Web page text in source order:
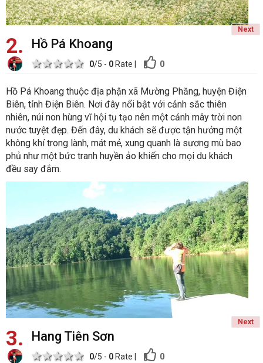
Next
2 Hồ Pá Khoang
5 stars
4 stars
3 stars
2 stars
1 star 0/5 - 0Rate 0
Hồ Pá Khoang thuộc địa phận xã Mường Phăng, huyện Điện
Biên, tỉnh Điện Biên. Nơi đây nổi bật với cảnh sắc thiên
nhiên, núi non hùng vĩ hội tụ tạo nên một cảnh mây trời non
nước tuyệt đẹp. Đến đây, du khách sẽ được tận hưởng một
không khí trong lành, mát mẻ, xung quanh là sương mù bao
phủ như một bức tranh huyền ảo khiến cho mọi du khách
đều say đắm.
Next
3 Hang Tiên Sơn
5 stars
4 stars
3 stars
2 stars
1 star 0/5 - 0Rate 0